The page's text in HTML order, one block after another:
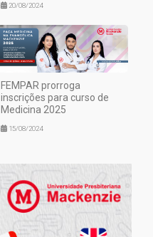
20/08/2024
FEMPAR prorroga
inscrições para curso de
Medicina 2025
15/08/2024